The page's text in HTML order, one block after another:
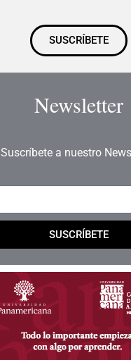
SUSCRÍBETE
Newsletter
Suscríbete a nuestro
SUSCRÍBETE